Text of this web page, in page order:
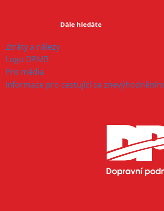
Dále hledáte
Ztráty a nálezy
Logo DPMB
Pro média
Informace pro cestující se znevýhodněním